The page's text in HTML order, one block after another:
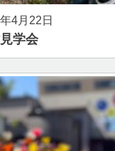
4月22日
学会